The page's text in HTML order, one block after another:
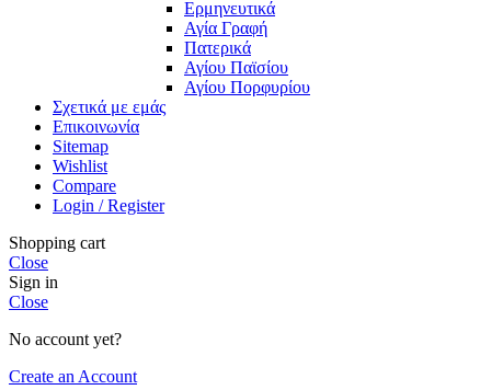
Ερμηνευτικά
Αγία Γραφή
Πατερικά
Αγίου Παϊσίου
Αγίου Πορφυρίου
Σχετικά με εμάς
Επικοινωνία
Sitemap
Wishlist
Compare
Login / Register
Shopping cart
Close
Sign in
Close
No account yet?
Create an Account